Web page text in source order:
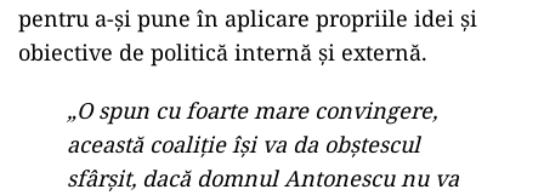
pentru a-și pune în aplicare propriile idei și
obiective de politică internă și externă.
„O spun cu foarte mare convingere,
această coaliție își va da obștescul
sfârșit, dacă domnul Antonescu nu va